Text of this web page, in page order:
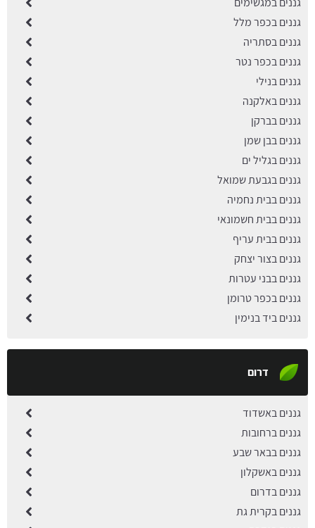
גננים בכפר מלל
גננים בסתריה
גננים בכפר נטר
גננים בנילי
גננים באלקנה
גננים בברקן
גננים בבן שמן
גננים בגליל ים
גננים בגבעת שמואל
גננים בבית נחמיה
גננים בבית חשמונאי
גננים בבית עריף
גננים בצור יצחק
גננים בבני עטרות
גננים בכפר טרומן
גננים ביד בנימין
דרום
גננים באשדוד
גננים ברחובות
גננים בבאר שבע
גננים באשקלון
גננים בדרום
גננים בקרית גת